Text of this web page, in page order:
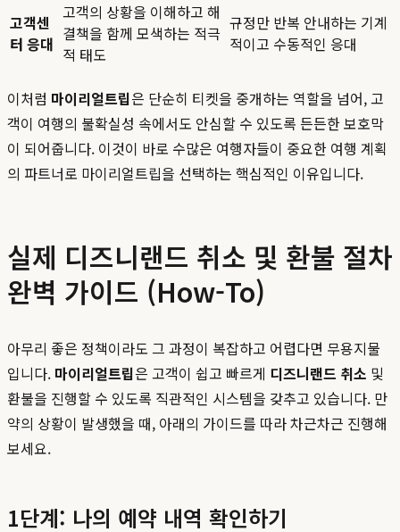
고객센
터 응대
고객의 상황을 이해하고 해
결책을 함께 모색하는 적극
적 태도
규정만 반복 안내하는 기계
적이고 수동적인 응대
이처럼 마이리얼트립은 단순히 티켓을 중개하는 역할을 넘어, 고
객이 여행의 불확실성 속에서도 안심할 수 있도록 든든한 보호막
이 되어줍니다. 이것이 바로 수많은 여행자들이 중요한 여행 계획
의 파트너로 마이리얼트립을 선택하는 핵심적인 이유입니다.
실제 디즈니랜드 취소 및 환불 절차
완벽 가이드 (How-To)
아무리 좋은 정책이라도 그 과정이 복잡하고 어렵다면 무용지물
입니다. 마이리얼트립은 고객이 쉽고 빠르게 디즈니랜드 취소 및
환불을 진행할 수 있도록 직관적인 시스템을 갖추고 있습니다. 만
약의 상황이 발생했을 때, 아래의 가이드를 따라 차근차근 진행해
보세요.
1단계: 나의 예약 내역 확인하기